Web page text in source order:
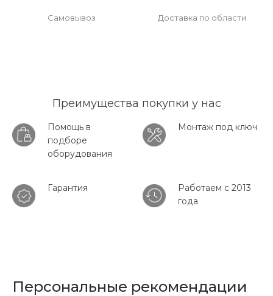
Самовывоз Доставка по области
Преимущества покупки у нас
Помощь в
подборе
оборудования
Монтаж под ключ
Гарантия
Работаем с 2013
года
Персональные рекомендации